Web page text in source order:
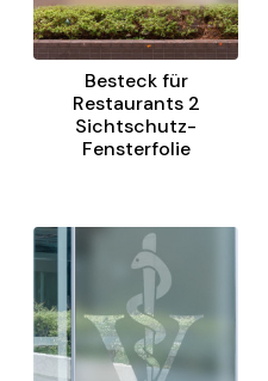
Besteck für
Restaurants 2
Sichtschutz-
Fensterfolie